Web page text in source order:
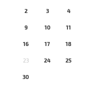
2 3 4
9 10 11
16 17 18
23 24 25
30